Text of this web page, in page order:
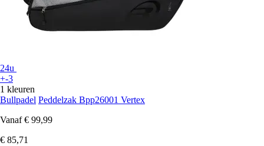
24u
+-3
1 kleuren
Bullpadel Peddelzak Bpp26001 Vertex
Vanaf € 99,99
€ 85,71